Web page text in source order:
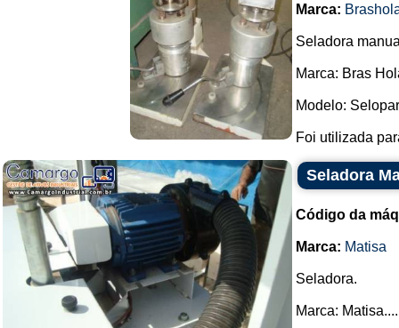
Marca:
Seladora
Marca: Bras
Modelo:
Foi utilizada
Seladora
Código da
Marca: Matisa
Seladora.
Marca: Matisa....